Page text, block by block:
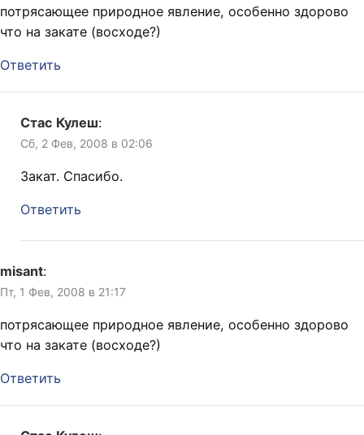
потрясающее природное явление, особенно здорово
что на закате (восходе?)
Ответить
Стас Кулеш:
Сб, 2 Фев, 2008 в 02:06
Закат. Спасибо.
Ответить
misant:
Пт, 1 Фев, 2008 в 21:17
потрясающее природное явление, особенно здорово
что на закате (восходе?)
Ответить